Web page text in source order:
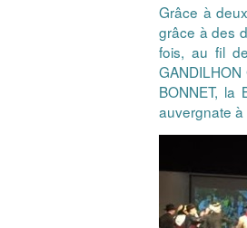
Grâce à
grâce à des
fois, au fil
BONNET,
auvergnate